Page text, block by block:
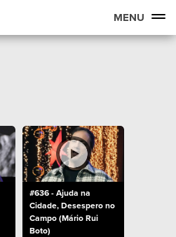
MENU
#636 - Ajuda na
Cidade, Desespero no
Campo (Mário Rui
Boto)